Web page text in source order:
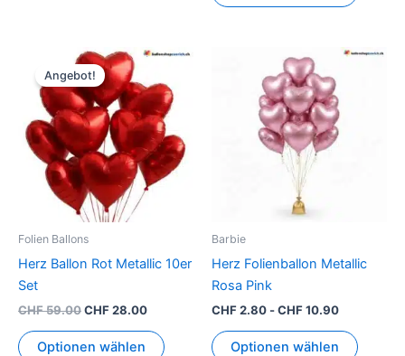
Angebot!
Folien Ballons
Herz Ballon Rot Metallic 10er
Set
CHF59.00
Ursprünglicher
Preis
war:
CHF 59.00
CHF28.00
Aktueller
ist:
CHF 28.00.
Optionen wählen
Barbie
Herz Folienballon Metallic
Rosa Pink
CHF2.80 -CHF10.90
Optionen wählen